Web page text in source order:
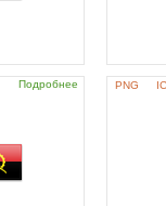
Подробнее PNG